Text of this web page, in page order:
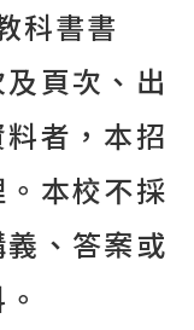
科書書
頁次、出
者，本招
本校不採
、答案或